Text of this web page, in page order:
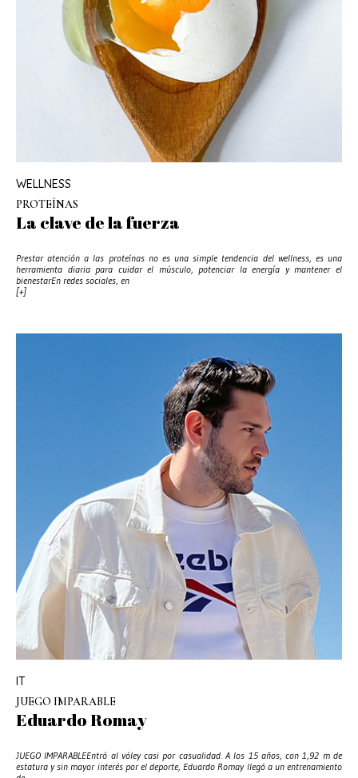
WELLNESS
PROTEÍNAS
La clave de la fuerza
Prestar atención a las proteínas no es una simple tendencia del wellness, es una
herramienta diaria para cuidar el músculo, potenciar la energía y mantener el
bienestarEn redes sociales, en
[+]
IT
JUEGO IMPARABLE
Eduardo Romay
JUEGO IMPARABLEEntró al vóley casi por casualidad. A los 15 años, con 1,92 m de
estatura y sin mayor interés por el deporte, Eduardo Romay llegó a un entrenamiento